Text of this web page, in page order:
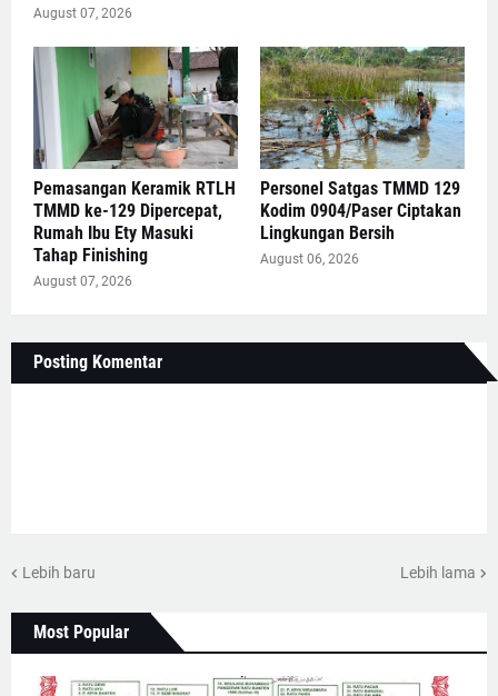
August 07, 2026
Pemasangan Keramik RTLH
TMMD ke-129 Dipercepat,
Rumah Ibu Ety Masuki
Tahap Finishing
August 07, 2026
Personel Satgas TMMD 129
Kodim 0904/Paser Ciptakan
Lingkungan Bersih
August 06, 2026
Posting Komentar
Lebih baru Lebih lama
Most Popular